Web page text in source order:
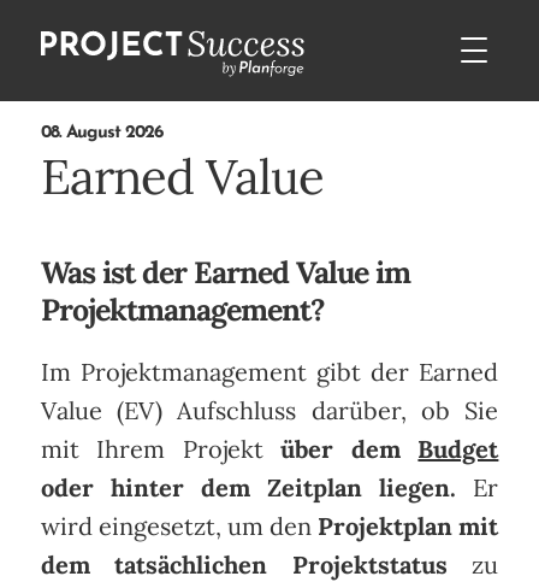
08. August 2026
Earned Value
Was ist der Earned Value im
Projektmanagement?
Im Projektmanagement gibt der Earned
Value (EV) Aufschluss darüber, ob Sie
mit Ihrem Projektüber dem Budget
oder hinter dem Zeitplan liegen. Er
wird eingesetzt, um den Projektplan mit
dem tatsächlichen Projektstatus zu